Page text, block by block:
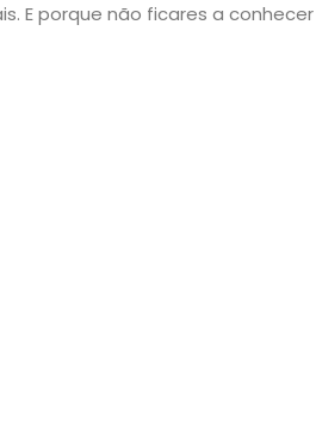
E porque não ficares a